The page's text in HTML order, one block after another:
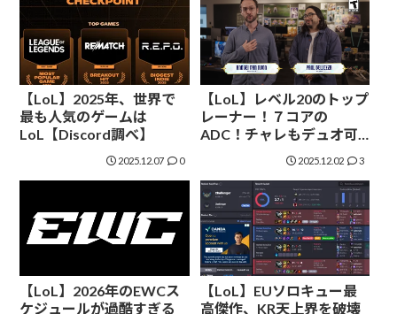
【LoL】2025年、世界で
最も人気のゲームは
LoL【Discord調べ】
2025.12.07 0
【LoL】レベル20のトップ
レーナー！７コアの
ADC！チャレもデュオ可
能！大きく変わる新シー
ズンの変更内容まとめ
2025.12.02 3
【LoL】2026年のEWCス
ケジュールが過酷すぎる
【LoL】EUソロキュー最
高傑作、KR天上界を破壊